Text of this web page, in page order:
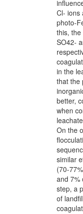
Cl- ions
photo-
this,
SO42-
in the
that the
better,
when
On the
similar
(70-
and 7%
step, a
of